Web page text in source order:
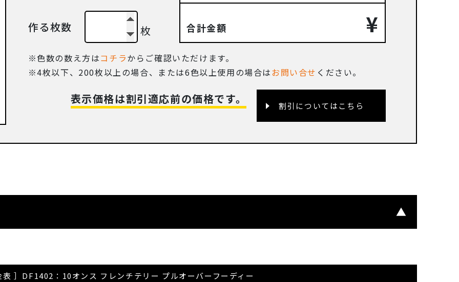
作る枚数 枚 合計金額 ¥
色数の数え方はコチラからご確認いただけます。
4枚以下、200枚以上の場合、または6色以上使用の場合はお問い合せ ください。
表示価格は割引適応前の価格です。 割引についてはこちら
表 ］DF1402：10オンス フレンチテリー プルオーバーフーディー